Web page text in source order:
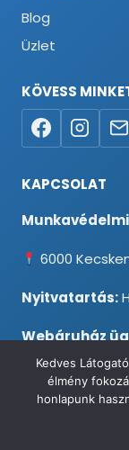
Blog
Üzlet
KÖVESS
KAPCSOLAT
6000
Nyitvatartás:
Webáruház
© 2026
Kedves
élmény
honlapunk